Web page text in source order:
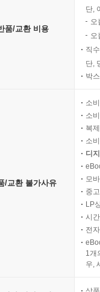
품/교환 비용
단,
오
오
직
단,
박
/교환 불가사유
소
소
복
소
디
모
중
LP
시
전
1개
우,